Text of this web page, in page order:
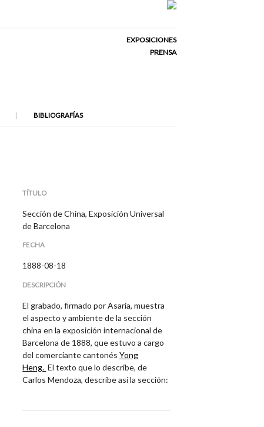
EXPOSICIONES
PRENSA
BIBLIOGRAFÍAS
TÍTULO
Sección de China, Exposición Universal
de Barcelona
FECHA
1888-08-18
DESCRIPCIÓN
El grabado, firmado por Asaria, muestra
el aspecto y ambiente de la sección
china en la exposición internacional de
Barcelona de 1888, que estuvo a cargo
del comerciante cantonésYong
Heng. El texto que lo describe, de
Carlos Mendoza, describe así la sección: